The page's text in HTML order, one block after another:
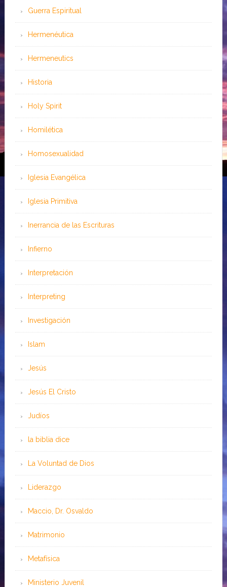
Guerra Espiritual
Hermenéutica
Hermeneutics
Historia
Holy Spirit
Homilética
Homosexualidad
Iglesia Evangélica
Iglesia Primitiva
Inerrancia de las Escrituras
Infierno
Interpretación
Interpreting
Investigación
Islam
Jesús
Jesús El Cristo
Judíos
la biblia dice
La Voluntad de Dios
Liderazgo
Maccio, Dr. Osvaldo
Matrimonio
Metafísica
Ministerio Juvenil